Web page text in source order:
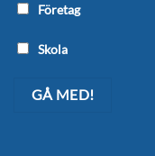
Företag
Skola